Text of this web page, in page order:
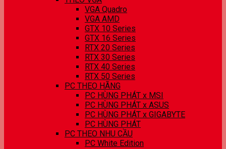
VGA Quadro
VGA AMD
GTX 10 Series
GTX 16 Series
RTX 20 Series
RTX 30 Series
RTX 40 Series
RTX 50 Series
PC THEO HÃNG
PC HÙNG PHÁT x MSI
PC HÙNG PHÁT x ASUS
PC HÙNG PHÁT x GIGABYTE
PC HÙNG PHÁT
PC THEO NHU CẦU
PC White Edition